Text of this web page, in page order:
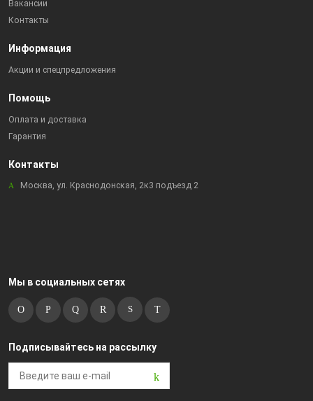
Вакансии
Контакты
Информация
Акции и спецпредложения
Помощь
Оплата и доставка
Гарантия
Контакты
Москва, ул. Краснодонская, 2к3 подъезд 2
Мы в социальных сетях
Подписывайтесь на рассылку